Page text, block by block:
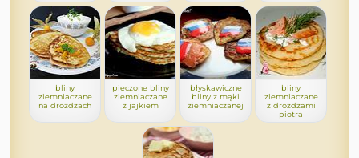
bliny
ziemniaczane
na drożdżach
pieczone bliny
ziemniaczane
z jajkiem
błyskawiczne
bliny z mąki
ziemniaczanej
bliny
ziemniaczane
z drożdżami
piotra